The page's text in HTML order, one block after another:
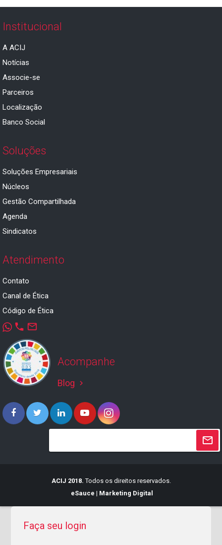
Institucional
A ACIJ
Notícias
Associe-se
Parceiros
Localização
Banco Social
Soluções
Soluções Empresariais
Núcleos
Gestão Compartilhada
Agenda
Sindicatos
Atendimento
Contato
Canal de Ética
Código de Ética
phone mail_outline
Acompanhe
Blog keyboard_arrow_right
ACIJ 2018. Todos os direitos reservados.
eSauce | Marketing Digital
Faça seu login